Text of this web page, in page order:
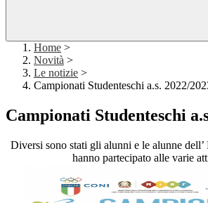
Home >
Novità >
Le notizie >
Campionati Studenteschi a.s. 2022/
Campionati Studenteschi
Diversi sono stati gli alunni e le alunne
hanno partecipato alle varie